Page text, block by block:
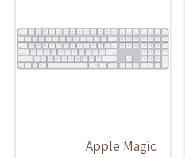
Apple Magic